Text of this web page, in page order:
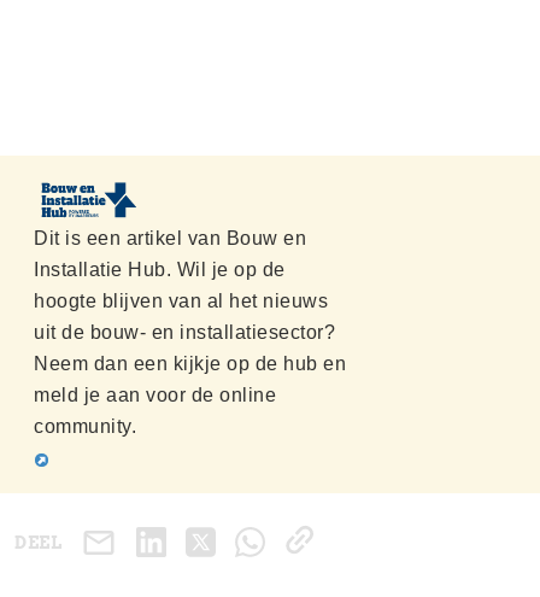
Dit is een artikel van Bouw en
Installatie Hub. Wil je op de
hoogte blijven van al het nieuws
uit de bouw- en installatiesector?
Neem dan een kijkje op de hub en
meld je aan voor de online
community.
DEEL